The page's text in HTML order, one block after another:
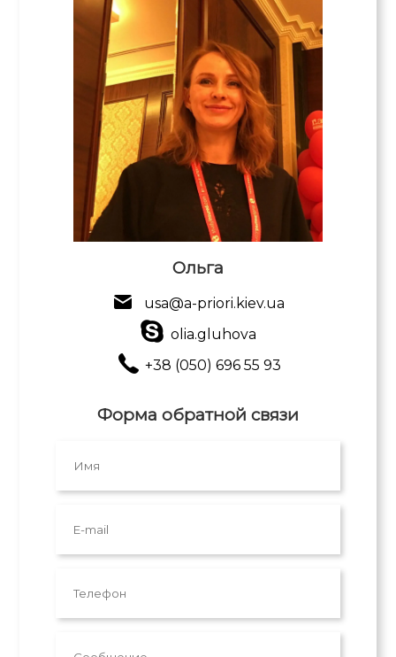
Ольга
usa@a-priori.kiev.ua
olia.gluhova
+38 (050) 696 55 93
Форма обратной связи